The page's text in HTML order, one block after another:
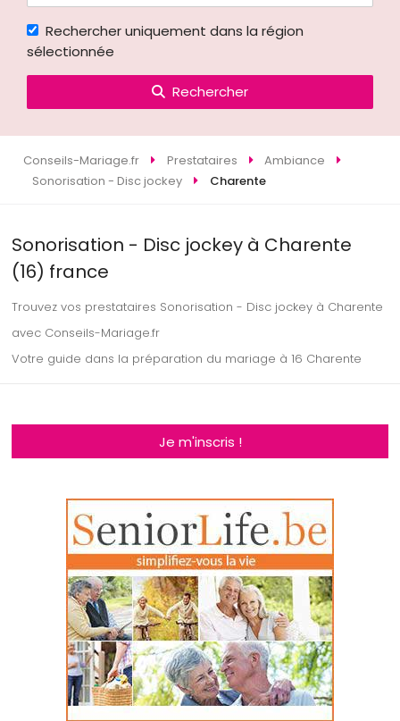
Rechercher uniquement dans la région
sélectionnée
Rechercher
Conseils-Mariage.fr Prestataires
Ambiance
Sonorisation - Disc jockey
Charente
Sonorisation - Disc jockey à Charente
(16) france
Trouvez vos prestataires Sonorisation - Disc jockey à Charente
avec Conseils-Mariage.fr
Votre guide dans la préparation du mariage à 16 Charente
Je m'inscris !